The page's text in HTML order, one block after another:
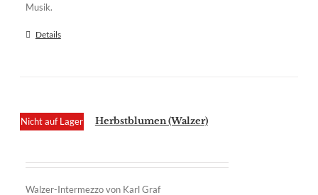
Musik.
Details
Nicht auf Lager Herbstblumen (Walzer)
Walzer-Intermezzo von Karl Graf